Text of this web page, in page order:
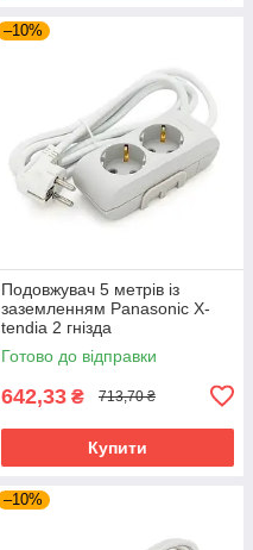
–10%
Подовжувач 5 метрів із
заземленням Panasonic X-
tendia 2 гнізда
Готово до відправки
642,33 ₴ 713,70 ₴
Купити
–10%